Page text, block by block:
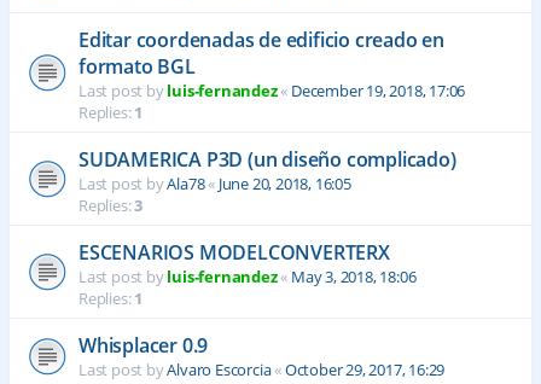
Editar coordenadas de edificio creado en
formato BGL
Last post byluis-fernandez« December 19, 2018, 17:06
Replies:1
SUDAMERICA P3D (un diseño complicado)
Last post byAla78« June 20, 2018, 16:05
Replies:3
ESCENARIOS MODELCONVERTERX
Last post byluis-fernandez« May 3, 2018, 18:06
Replies:1
Whisplacer 0.9
Last post byAlvaro Escorcia«October 29, 2017, 16:29